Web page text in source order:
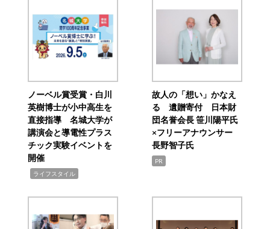
ノーベル賞受賞・白川
英樹博士が小中高生を
直接指導 名城大学が
講演会と導電性プラス
チック実験イベントを
開催
ライフスタイル
故人の「想い」かなえ
る 遺贈寄付 日本財
団名誉会長 笹川陽平氏
×フリーアナウンサー
長野智子氏
PR